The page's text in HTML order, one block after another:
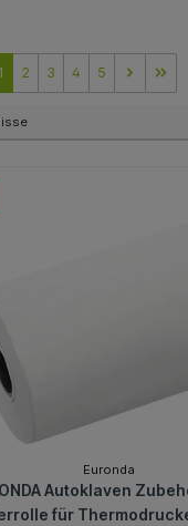
2 3 4 5
Euronda
Autoklaven
für